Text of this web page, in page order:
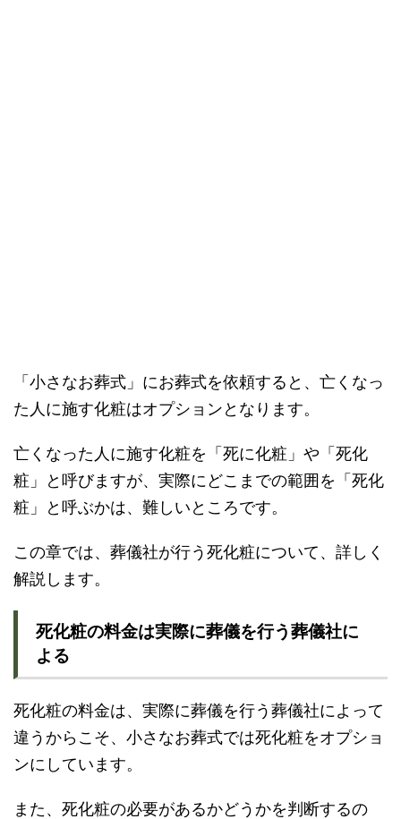
「小さなお葬式」にお葬式を依頼すると、亡くなっ
た人に施す化粧はオプションとなります。
亡くなった人に施す化粧を「死に化粧」や「死化
粧」と呼びますが、実際にどこまでの範囲を「死化
粧」と呼ぶかは、難しいところです。
この章では、葬儀社が行う死化粧について、詳しく
解説します。
死化粧の料金は実際に葬儀を行う葬儀社に
よる
死化粧の料金は、実際に葬儀を行う葬儀社によって
違うからこそ、小さなお葬式では死化粧をオプショ
ンにしています。
また、死化粧の必要があるかどうかを判断するの